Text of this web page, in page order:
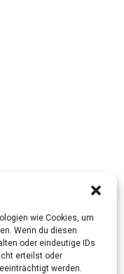
wie Cookies, um
Wenn du diesen
oder eindeutige IDs
erteilst oder
werden.